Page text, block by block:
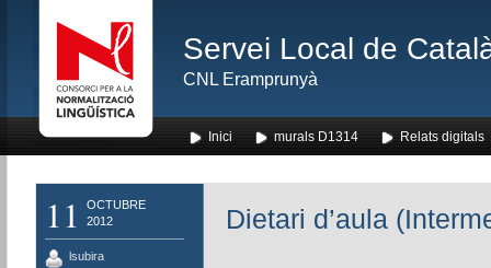
Servei Local de
CNL Eramprunyà
Inici murals D1314 Relats digitals
11
OCTUBRE
2012
lsubira
Dietari d’aula